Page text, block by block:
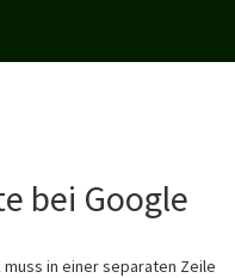
bei Google
muss in einer separaten Zeile